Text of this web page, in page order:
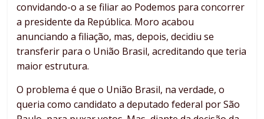
convidando-o a se filiar ao Podemos para concorrer
a presidente da República. Moro acabou
anunciando a filiação, mas, depois, decidiu se
transferir para o União Brasil, acreditando que teria
maior estrutura.
O problema é que o União Brasil, na verdade, o
queria como candidato a deputado federal por São